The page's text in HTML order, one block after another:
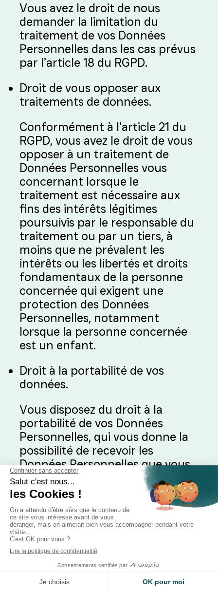
Vous avez le droit de nous
demander la limitation du
traitement de vos Données
Personnelles dans les cas prévus
par l’article 18 du RGPD.
Droit de vous opposer aux
traitements de données.
Conformément à l’article 21 du
RGPD, vous avez le droit de vous
opposer à un traitement de
Données Personnelles vous
concernant lorsque le
traitement est nécessaire aux
fins des intérêts légitimes
poursuivis par le responsable du
traitement ou par un tiers, à
moins que ne prévalent les
intérêts ou les libertés et droits
fondamentaux de la personne
concernée qui exigent une
protection des Données
Personnelles, notamment
lorsque la personne concernée
est un enfant.
Droit à la portabilité de vos
données.
Vous disposez du droit à la
portabilité de vos Données
Personnelles, qui vous donne la
possibilité de recevoir les
Données Personnelles que vous
nous avez fournies, dans un
format structuré, couramment
utilisé et lisible par machine, ainsi
que la possibilité de transmettre
ces données à un autre
responsable du traitement.
L’exercice de ce droit sera
par l’article 20 du RGPD.